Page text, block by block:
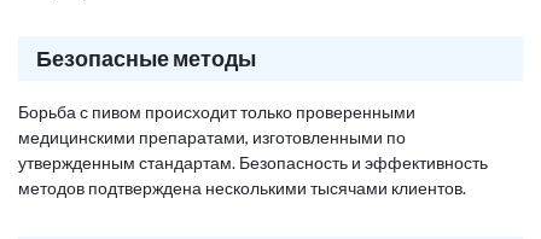
Безопасные методы
Борьба с пивом происходит только проверенными
медицинскими препаратами, изготовленными по
утвержденным стандартам. Безопасность и эффективность
методов подтверждена несколькими тысячами клиентов.